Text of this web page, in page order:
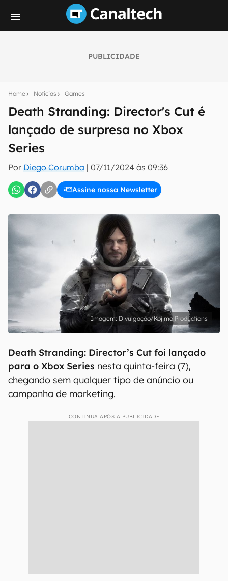
PUBLICIDADE
Home Notícias Games
Death Stranding: Director's Cut é
lançado de surpresa no Xbox
Series
Por Diego Corumba | 07/11/2024 às 09:36
Assine nossa Newsletter
notícias e reviews sobre tecnologia em primeira
mão.
E-mail
inscreva-se
Uso e Política de Privacidade do Canaltech.
Divulgação/Kojima Productions
Death Stranding: Director’s Cut foi lançado
para o Xbox Series nesta quinta-feira (7),
chegando sem qualquer tipo de anúncio ou
campanha de marketing.
CONTINUA APÓS A PUBLICIDADE